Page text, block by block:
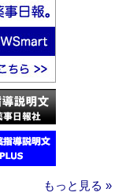
もっと見る »